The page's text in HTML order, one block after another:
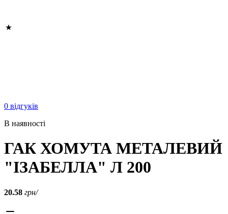
0 відгуків
В наявності
ГАК ХОМУТА МЕТАЛЕВИЙ
"ІЗАБЕЛЛА" Л 200
20.58 грн/